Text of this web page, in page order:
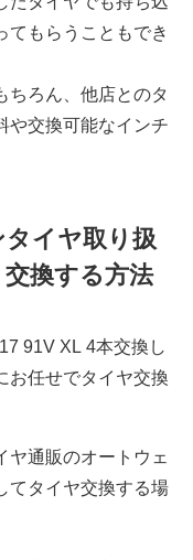
てもらうこともでき
ちろん、他店とのタ
や交換可能なインチ
イヤ取り扱
換する方法
91V XL 4本交換し
お任せでタイヤ交換
ヤ通販のオートウェ
てタイヤ交換する場